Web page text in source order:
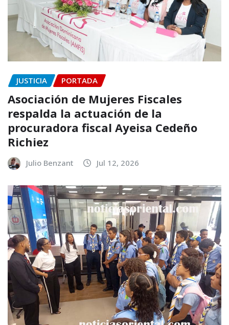
JUSTICIA PORTADA
Asociación de Mujeres Fiscales
respalda la actuación de la
procuradora fiscal Ayeisa Cedeño
Richiez
Julio Benzant Jul 12, 2026